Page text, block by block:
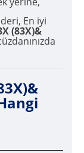
En iyi
(83X)&